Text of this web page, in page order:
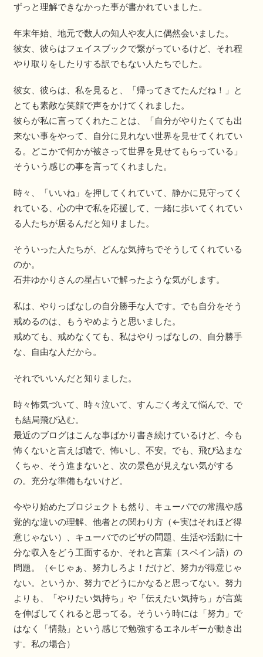
ずっと理解できなかった事が書かれていました。
年末年始、地元で数人の知人や友人に偶然会いました。
彼女、彼らはフェイスブックで繋がっているけど、それ程
やり取りをしたりする訳でもない人たちでした。
彼女、彼らは、私を見ると、「帰ってきてたんだね！」と
とても素敵な笑顔で声をかけてくれました。
彼らが私に言ってくれたことは、「自分がやりたくても出
来ない事をやって、自分に見れない世界を見せてくれてい
る。どこかで何かが被さって世界を見せてもらっている」
そういう感じの事を言ってくれました。
時々、「いいね」を押してくれていて、静かに見守ってく
れている、心の中で私を応援して、一緒に歩いてくれてい
る人たちが居るんだと知りました。
そういった人たちが、どんな気持ちでそうしてくれている
のか。
石井ゆかりさんの星占いで解ったような気がします。
私は、やりっぱなしの自分勝手な人です。でも自分をそう
戒めるのは、もうやめようと思いました。
戒めても、戒めなくても、私はやりっぱなしの、自分勝手
な、自由な人だから。
それでいいんだと知りました。
時々怖気づいて、時々泣いて、すんごく考えて悩んで、で
も結局飛び込む。
最近のブログはこんな事ばかり書き続けているけど、今も
怖くないと言えば嘘で、怖いし、不安。でも、飛び込まな
くちゃ、そう進まないと、次の景色が見えない気がする
の。充分な準備もないけど。
今やり始めたプロジェクトも然り、キューバでの常識や感
覚的な違いの理解、他者との関わり方（←実はそれほど得
意じゃない）、キューバでのビザの問題、生活や活動に十
分な収入をどう工面するか、それと言葉（スペイン語）の
問題。（←じゃぁ、努力しろよ！だけど、努力が得意じゃ
ない。というか、努力でどうにかなると思ってない。努力
よりも、「やりたい気持ち」や「伝えたい気持ち」が言葉
を伸ばしてくれると思ってる。そういう時には「努力」で
はなく「情熱」という感じで勉強するエネルギーが動き出
す。私の場合）